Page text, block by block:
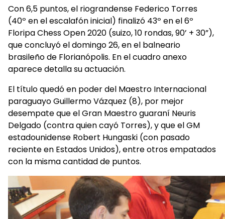
Con 6,5 puntos, el riograndense Federico Torres
(40º en el escalafón inicial) finalizó 43º en el 6º
Floripa Chess Open 2020 (suizo, 10 rondas, 90’ + 30”),
que concluyó el domingo 26, en el balneario
brasileño de Florianópolis. En el cuadro anexo
aparece detalla su actuación.
El título quedó en poder del Maestro Internacional
paraguayo Guillermo Vázquez (8), por mejor
desempate que el Gran Maestro guaraní Neuris
Delgado (contra quien cayó Torres), y que el GM
estadounidense Robert Hungaski (con pasado
reciente en Estados Unidos), entre otros empatados
con la misma cantidad de puntos.